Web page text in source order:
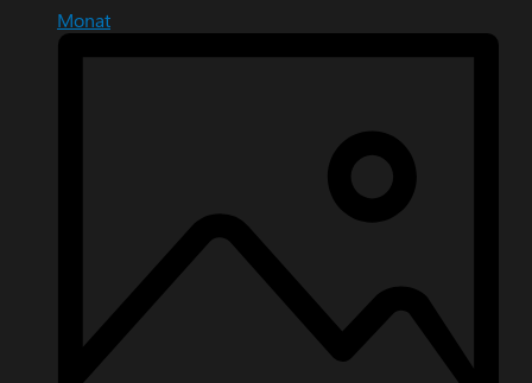
Monat